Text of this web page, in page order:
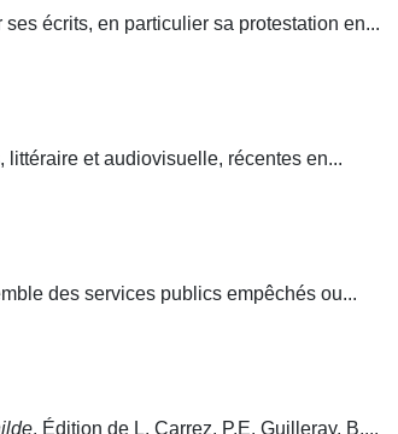
écrits, en particulier sa protestation en...
littéraire et audiovisuelle, récentes en...
des services publics empêchés ou...
. Édition de L. Carrez, P.E. Guilleray, B....